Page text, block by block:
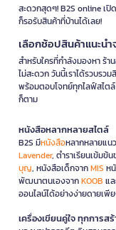
สะดวกสุดๆ! B2S online เ
ก็รอรับสินค้าที่บ้านได้เลย!
เลือกช้อปสินค้าแนะนำ
สำหรับใครที่กำลังมองหา ร้
ไม่สะดวก วันนี้เราได้รวบรว
พร้อมตอบโจทย์ทุกไลฟ์สไต
ก็ตาม
หนังสือหลากหลายสไตล์
B2S มีหนังสือหลากหลายแน
Lavender, ตำราเรียนเข้มข้
บุญ, หนังสือเด็กจากMIS ห
พัฒนาตนเองจากKOOB แ
ออนไลน์ได้อย่างง่ายดายเพี
เครื่องเขียนคู่ใจ ทุกการส